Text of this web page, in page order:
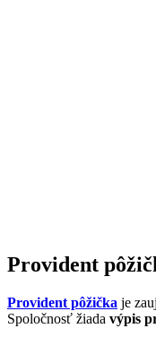
Provident
Provident pôžička je
Spoločnosť žiada výpis